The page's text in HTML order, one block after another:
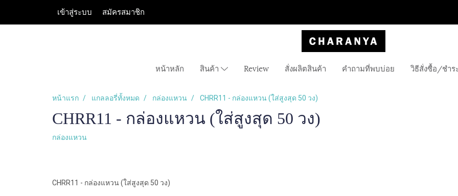
เข้าสู่ระบบ สมัครสมาชิก
หน้าหลัก สินค้า Review สั่งผลิตสินค้า คำถามที่พบบ่อย วิธีสั่งซื้อ/ชำร
หน้าแรก แกลลอรี่ทั้งหมด กล่องแหวน CHRR11 - กล่องแหวน (ใส่สูงสุด 50 วง)
CHRR11 - กล่องแหวน (ใส่สูงสุด 50 วง)
กล่องแหวน
CHRR11 - กล่องแหวน (ใส่สูงสุด 50 วง)